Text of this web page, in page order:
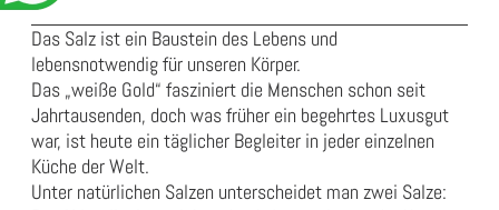
Das Salz ist ein Baustein des Lebens und
lebensnotwendig für unseren Körper.
Das „weiße Gold“ fasziniert die Menschen schon seit
Jahrtausenden, doch was früher ein begehrtes Luxusgut
war, ist heute ein täglicher Begleiter in jeder einzelnen
Küche der Welt.
Unter natürlichen Salzen unterscheidet man zwei Salze: